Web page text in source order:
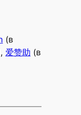
(в
爱赞助 (в